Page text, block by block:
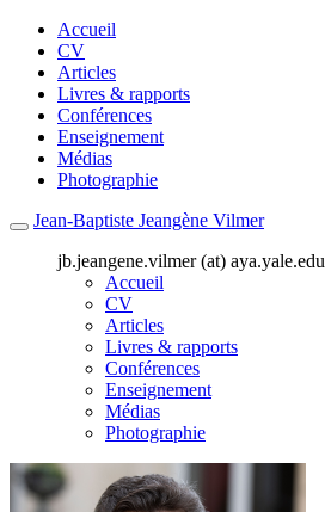
Accueil
CV
Articles
Livres & rapports
Conférences
Enseignement
Médias
Photographie
Jean-Baptiste Jeangène Vilmer
jb.jeangene.vilmer (at) aya.yale.edu
Accueil
CV
Articles
Livres & rapports
Conférences
Enseignement
Médias
Photographie